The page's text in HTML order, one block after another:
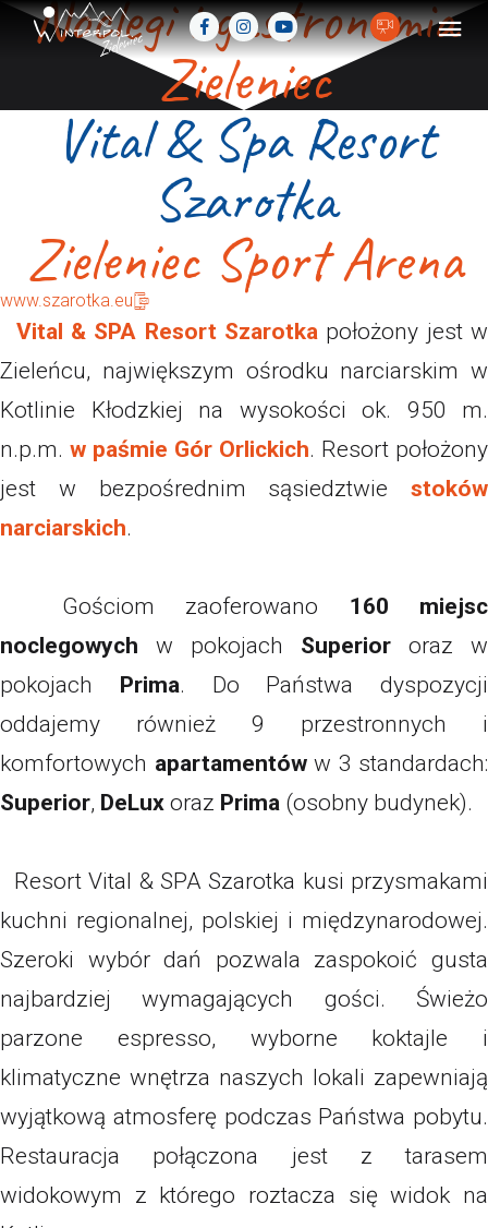
Noclegi i gastronomia
Zieleniec
Vital & Spa Resort
Szarotka
Zieleniec Sport Arena
www.szarotka.eu
Vital & SPA Resort Szarotka położony jest w
Zieleńcu, największym ośrodku narciarskim w
Kotlinie Kłodzkiej na wysokości ok. 950 m.
n.p.m. w paśmie Gór Orlickich. Resort położony
jest w bezpośrednim sąsiedztwie stoków
narciarskich.
Gościom zaoferowano 160 miejsc
noclegowych w pokojach Superior oraz w
pokojach Prima. Do Państwa dyspozycji
oddajemy również 9 przestronnych i
komfortowych apartamentóww 3 standardach:
Superior, DeLux oraz Prima (osobny budynek).
Resort Vital & SPA Szarotka kusi przysmakami
kuchni regionalnej, polskiej i międzynarodowej.
Szeroki wybór dań pozwala zaspokoić gusta
najbardziej wymagających gości. Świeżo
parzone espresso, wyborne koktajle i
klimatyczne wnętrza naszych lokali zapewniają
wyjątkową atmosferę podczas Państwa pobytu.
Restauracja połączona jest z tarasem
widokowym z którego roztacza się widok na